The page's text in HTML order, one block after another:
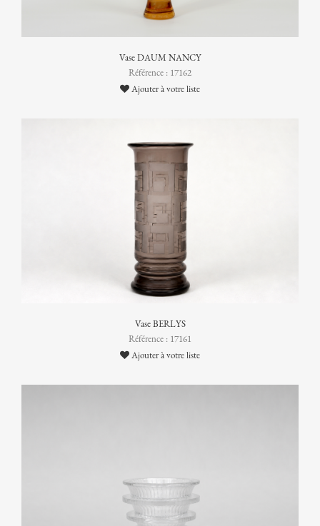
Vase DAUM NANCY
Référence : 17162
Ajouter à votre liste
Vase BERLYS
Référence : 17161
Ajouter à votre liste